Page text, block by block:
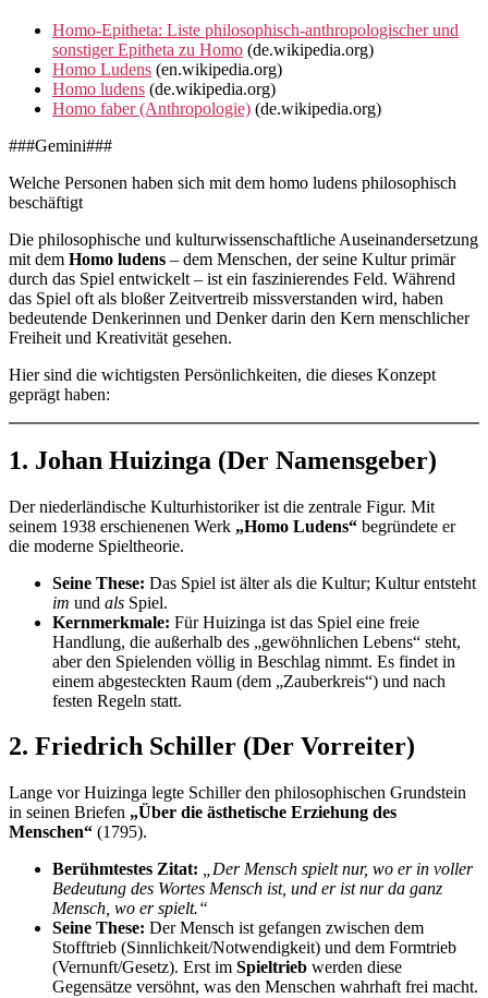
Homo-Epitheta: Liste philosophisch-anthropologischer und
sonstiger Epitheta zu Homo (de.wikipedia.org)
Homo Ludens (en.wikipedia.org)
Homo ludens (de.wikipedia.org)
Homo faber (Anthropologie) (de.wikipedia.org)
###Gemini###
Welche Personen haben sich mit dem homo ludens philosophisch
beschäftigt
Die philosophische und kulturwissenschaftliche Auseinandersetzung
mit dem Homo ludens – dem Menschen, der seine Kultur primär
durch das Spiel entwickelt – ist ein faszinierendes Feld. Während
das Spiel oft als bloßer Zeitvertreib missverstanden wird, haben
bedeutende Denkerinnen und Denker darin den Kern menschlicher
Freiheit und Kreativität gesehen.
Hier sind die wichtigsten Persönlichkeiten, die dieses Konzept
geprägt haben:
1. Johan Huizinga (Der Namensgeber)
Der niederländische Kulturhistoriker ist die zentrale Figur. Mit
seinem 1938 erschienenen Werk „Homo Ludens“ begründete er
die moderne Spieltheorie.
Seine These: Das Spiel ist älter als die Kultur; Kultur entsteht
im und als Spiel.
Kernmerkmale: Für Huizinga ist das Spiel eine freie
Handlung, die außerhalb des „gewöhnlichen Lebens“ steht,
aber den Spielenden völlig in Beschlag nimmt. Es findet in
einem abgesteckten Raum (dem „Zauberkreis“) und nach
festen Regeln statt.
2. Friedrich Schiller (Der Vorreiter)
Lange vor Huizinga legte Schiller den philosophischen Grundstein
in seinen Briefen „Über die ästhetische Erziehung des
Menschen“ (1795).
Berühmtestes Zitat:
„Der Mensch spielt nur, wo er in voller
Bedeutung des Wortes Mensch ist, und er ist nur da ganz
Mensch, wo er spielt.“
Seine These: Der Mensch ist gefangen zwischen dem
Stofftrieb (Sinnlichkeit/Notwendigkeit) und dem Formtrieb
(Vernunft/Gesetz). Erst im Spieltrieb werden diese
Gegensätze versöhnt, was den Menschen wahrhaft frei macht.